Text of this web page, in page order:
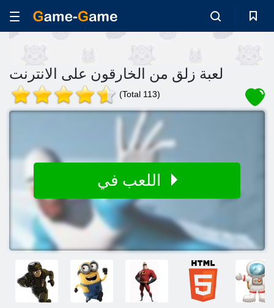
لعبة زلق من الخارقون على الانترنت
(Total 113)